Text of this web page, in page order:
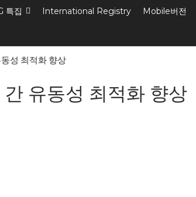
특집 International Registry Mobile버전
성 최적화 향상
유동성 최적화 향상